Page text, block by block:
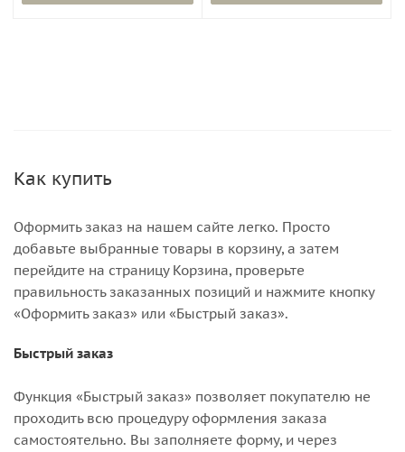
Как купить
Оформить заказ на нашем сайте легко. Просто
добавьте выбранные товары в корзину, а затем
перейдите на страницу Корзина, проверьте
правильность заказанных позиций и нажмите кнопку
«Оформить заказ» или «Быстрый заказ».
Быстрый заказ
Функция «Быстрый заказ» позволяет покупателю не
проходить всю процедуру оформления заказа
самостоятельно. Вы заполняете форму, и через